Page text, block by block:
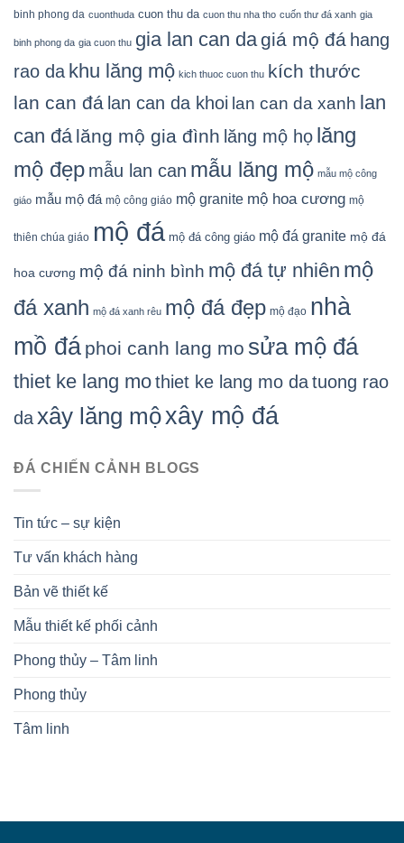
binh phong da cuonthuda cuon thu da cuon thu nha tho cuốn thư đá xanh gia
binh phong da gia cuon thu gia lan can dagiá mộ đá hang
rao da khu lăng mộ kich thuoc cuon thu kích thước
lan can đá lan can da khoi lan can da xanh lan
can đá lăng mộ gia đình lăng mộ họ lăng
mộ đẹp mẫu lan can mẫu lăng mộ mẫu mộ công
giáo mẫu mộ đá mộ công giáo mộ granite mộ hoa cương mộ
thiên chúa giáo mộ đá mộ đá công giáo mộ đá granite mộ đá
hoa cương mộ đá ninh bình mộ đá tự nhiên mộ
đá xanh mộ đá xanh rêu mộ đá đẹp mộ đạo nhà
mồ đá phoi canh lang mo sửa mộ đá
thiet ke lang mothiet ke lang mo datuong rao
daxây lăng mộxây mộ đá
ĐÁ CHIẾN CẢNH BLOGS
Tin tức – sự kiện
Tư vấn khách hàng
Bản vẽ thiết kế
Mẫu thiết kế phối cảnh
Phong thủy – Tâm linh
Phong thủy
Tâm linh